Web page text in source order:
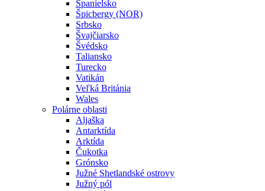
Španielsko
Špicbergy (NOR)
Srbsko
Švajčiarsko
Švédsko
Taliansko
Turecko
Vatikán
Veľká Británia
Wales
Polárne oblasti
Aljaška
Antarktída
Arktída
Čukotka
Grónsko
Južné Shetlandské ostrovy
Južný pól